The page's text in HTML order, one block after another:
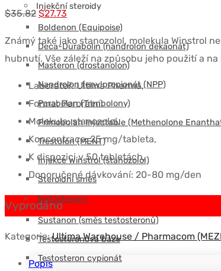
Injekční steroidy
Boldenon (Equipoise)
Deca-Durabolin (nandrolon dekaonát)
Masteron (drostanolon)
Nandrolon fenylpropionát (NPP)
Parabolan (Trenbolony)
Primobolan Injectable (Methenolone
Trestolon (MENT)
Injekce Winstrol (stanozolol)
Steroidní směs
Testosterony
Sustanon (směs testosteronů)
Testosteronová báze
Testosteron cypionát
$35.82 Původní
cena
byla:
$35.82.
$27.73Současná
cena
je:
$27.73.
Známý také jako stanozolol, molekula Winstrol
hubnutí. Vše záleží na způsobu jeho použití a
Laboratoř: Ultima Pharma,
Forma: Perorální,
Molekula: stanozolol,
Koncentrace: 25 mg/tableta,
K dispozici v 50 tabletách,
Doporučené dávkování: 20-80 mg/den
Vyprodáno
Kategorie:Ultima Warehouse / Pharmacom
Popis